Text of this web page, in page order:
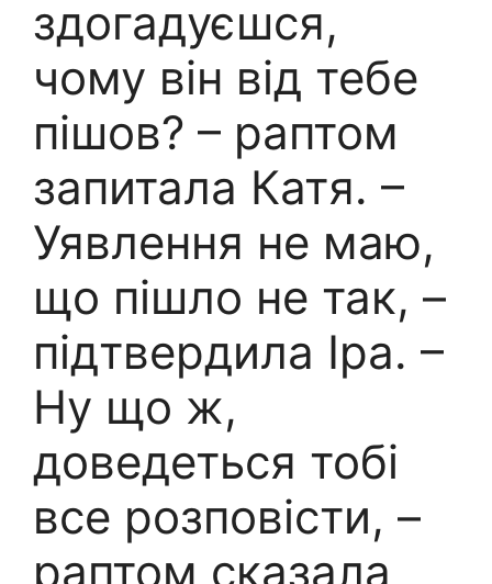
здогадуєшся,
чому він від тебе
пішов? – раптом
запитала Катя. –
Уявлення не маю,
що пішло не так, –
підтвердила Іра. –
Ну що ж,
доведеться тобі
все розповісти, –
раптом сказала